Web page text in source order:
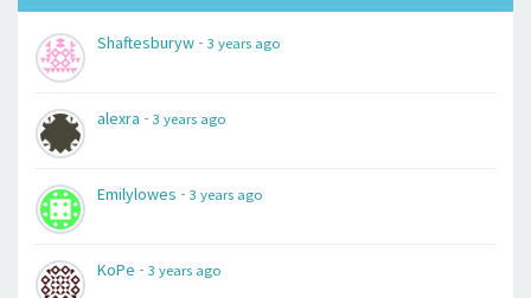
Shaftesburyw - 3 years ago
alexra - 3 years ago
Emilylowes - 3 years ago
KoPe - 3 years ago